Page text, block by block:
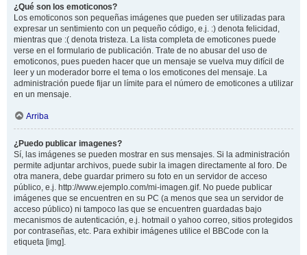
¿Qué son los emoticonos?
Los emoticonos son pequeñas imágenes que pueden ser utilizadas para
expresar un sentimiento con un pequeño código, e.j. :) denota felicidad,
mientras que :( denota tristeza. La lista completa de emoticones puede
verse en el formulario de publicación. Trate de no abusar del uso de
emoticonos, pues pueden hacer que un mensaje se vuelva muy difícil de
leer y un moderador borre el tema o los emoticones del mensaje. La
administración puede fijar un límite para el número de emoticones a utilizar
en un mensaje.
Arriba
¿Puedo publicar imagenes?
Sí, las imágenes se pueden mostrar en sus mensajes. Si la administración
permite adjuntar archivos, puede subir la imagen directamente al foro. De
otra manera, debe guardar primero su foto en un servidor de acceso
público, e.j. http://www.ejemplo.com/mi-imagen.gif. No puede publicar
imágenes que se encuentren en su PC (a menos que sea un servidor de
acceso público) ni tampoco las que se encuentren guardadas bajo
mecanismos de autenticación, e.j. hotmail o yahoo correo, sitios protegidos
por contraseñas, etc. Para exhibir imágenes utilice el BBCode con la
etiqueta [img].